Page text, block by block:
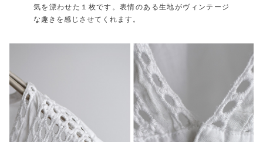
気を漂わせた１枚です。表情のある生地がヴィンテージ
な趣きを感じさせてくれます。